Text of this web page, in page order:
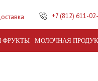
+7 (812) 611-
ФРУКТЫ МОЛОЧНАЯ